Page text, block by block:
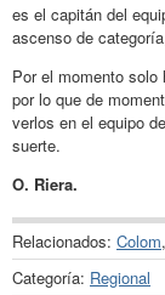
es el capitán del
ascenso de
Por el momento solo
por lo que de
verlos en el equipo
suerte.
O. Riera.
Relacionados: Colom,
Categoría: Regional